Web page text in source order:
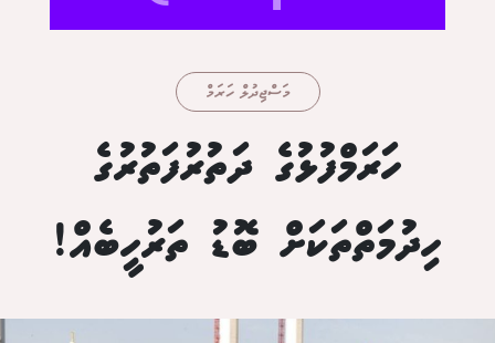
މަސްޖިދުލް ހަރަމް
ހަރަމްފުޅުގެ ދަތުރުފަތުރުގެ
ހިދުމަތްތަކަށް ބޮޑު ތަރުހީބެއް!